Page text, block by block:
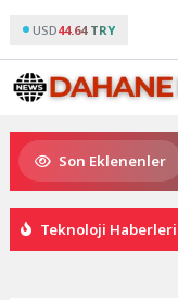
USD44.64 TRY
Son Eklenenler
modern ulaşım
Teknoloji Haberleri